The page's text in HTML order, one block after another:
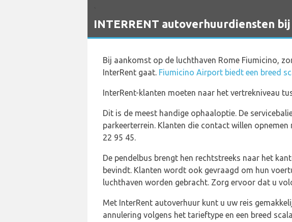
INTERRENT autoverhuurdiensten
Bij aankomst op de luchthaven Rome Fiumicino,
InterRent gaat. Fiumicino Airport biedt een breed
InterRent-klanten moeten naar het vertrekniveau
Dit is de meest handige ophaaloptie. De
parkeerterrein. Klanten die contact willen
22 95 45.
De pendelbus brengt hen rechtstreeks naar het
bevindt. Klanten wordt ook gevraagd om hun
luchthaven worden gebracht. Zorg ervoor dat u
Met InterRent autoverhuur kunt u uw reis
annulering volgens het tarieftype en een breed